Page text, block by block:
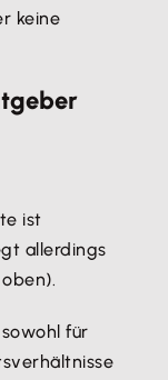
keine
ist
allerdings
für